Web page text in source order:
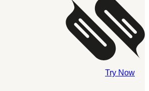
Try Now